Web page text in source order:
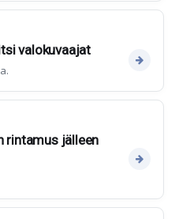
valokuvaajat
rintamus jälleen